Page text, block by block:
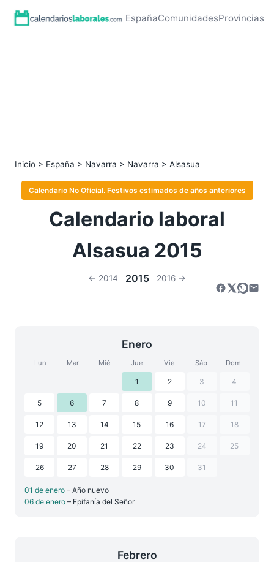
EspañaComunidadesProvincias
Inicio > España > Navarra > Navarra > Alsasua
Calendario No Oficial. Festivos estimados de años anteriores
Calendario laboral
Alsasua 2015
← 2014 2015 2016 →
Enero
Lun Mar Mié Jue Vie Sáb Dom
1 2 3 4
5 6 7 8 9 10 11
12 13 14 15 16 17 18
19 20 21 22 23 24 25
26 27 28 29 30 31
01 de enero – Año nuevo
06 de enero – Epifanía del Señor
Febrero